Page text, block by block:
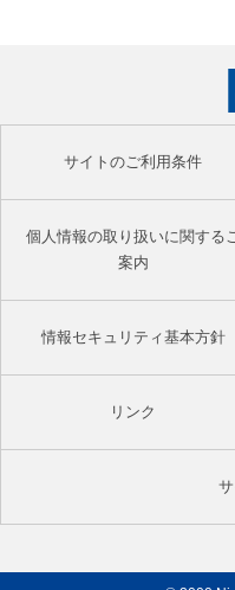
サイトのご利用条件
個人情報の取り扱いに関する
案内
情報セキュリティ基本方針
リンク